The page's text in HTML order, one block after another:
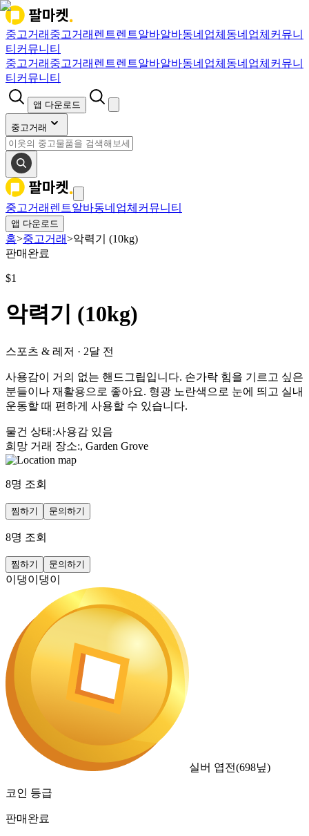
중고거래 중고거래 렌트렌트알바알바동네업체 동네업체 커뮤니
티 커뮤니티
중고거래 중고거래 렌트렌트알바알바동네업체 동네업체 커뮤니
티 커뮤니티
앱 다운로드
중고거래
중고거래 렌트알바동네업체 커뮤니티
앱 다운로드
홈>중고거래>악력기 (10kg)
판매완료
$1
악력기 (10kg)
스포츠 & 레저 · 2달 전
사용감이 거의 없는 핸드그립입니다. 손가락 힘을 기르고 싶은
분들이나 재활용으로 좋아요. 형광 노란색으로 눈에 띄고 실내
운동할 때 편하게 사용할 수 있습니다.
물건 상태 :사용감 있음
희망 거래 장소:, Garden Grove
8명 조회
찜하기 문의하기
8명 조회
찜하기 문의하기
이댕이댕이
실버 엽전(698닢)
코인 등급
판매완료